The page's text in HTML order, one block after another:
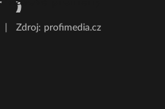
Zdroj: profimedia.cz